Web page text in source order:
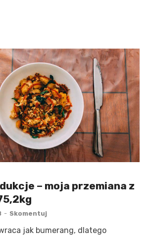
– moja przemiana z
- Skomentuj
jak bumerang, dlatego